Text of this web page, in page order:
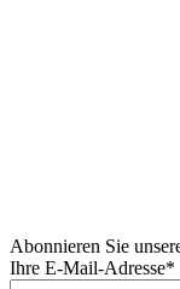
Abonnieren Sie
Ihre E-Mail-Adresse*